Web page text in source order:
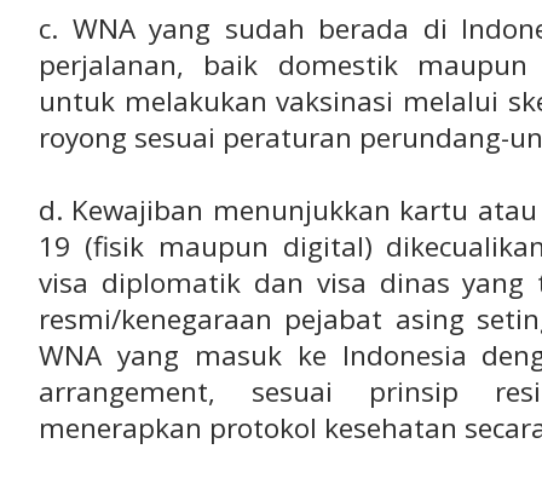
c. WNA yang sudah berada di
perjalanan, baik domestik
untuk melakukan vaksinasi melalui
royong sesuai peraturan perundang-
d. Kewajiban menunjukkan kartu
19 (fisik maupun digital)
visa diplomatik dan visa dinas yang
resmi/kenegaraan pejabat asing
WNA yang masuk ke Indonesia
arrangement, sesuai prinsip
menerapkan protokol kesehatan